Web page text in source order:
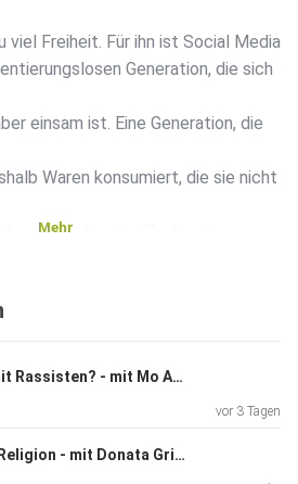
viel Freiheit. Für ihn ist Social Media
Generation, die sich
einsam ist. Eine Generation, die
Waren konsumiert, die sie nicht
sie haben. Im Podcast
Sinn des Lebens und danach, wie
und technischen
Mehr
Wie rede ich mit Rassisten? - mit Mo Asumang
vor 3 Tagen
Resilienz und Religion - mit Donata Gries